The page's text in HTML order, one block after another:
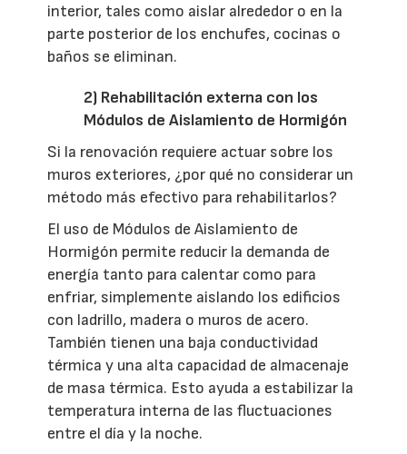
interior, tales como aislar alrededor o en la
parte posterior de los enchufes, cocinas o
baños se eliminan.
2) Rehabilitación externa con los
Módulos de Aislamiento de Hormigón
Si la renovación requiere actuar sobre los
muros exteriores, ¿por qué no considerar un
método más efectivo para rehabilitarlos?
El uso de Módulos de Aislamiento de
Hormigón permite reducir la demanda de
energía tanto para calentar como para
enfriar, simplemente aislando los edificios
con ladrillo, madera o muros de acero.
También tienen una baja conductividad
térmica y una alta capacidad de almacenaje
de masa térmica. Esto ayuda a estabilizar la
temperatura interna de las fluctuaciones
entre el día y la noche.